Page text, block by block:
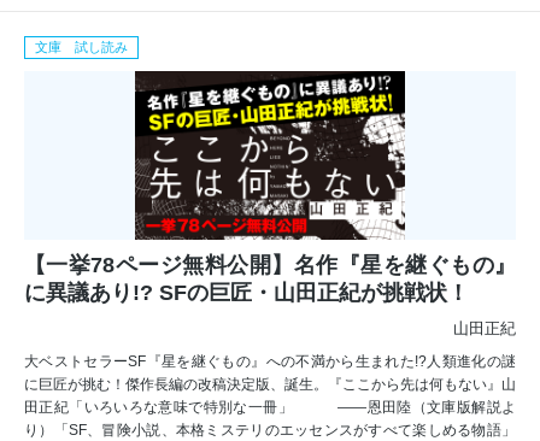
文庫 試し読み
【一挙78ページ無料公開】名作『星を継ぐもの』
に異議あり!? SFの巨匠・山田正紀が挑戦状！
山田正紀
大ベストセラーSF『星を継ぐもの』への不満から生まれた!?人類進化の謎
に巨匠が挑む！傑作長編の改稿決定版、誕生。『ここから先は何もない』山
田正紀「いろいろな意味で特別な一冊」 ――恩田陸（文庫版解説よ
り）「SF、冒険小説、本格ミステリのエッセンスがすべて楽しめる物語」